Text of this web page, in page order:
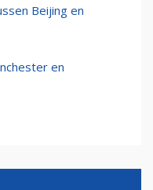
Beijing en
en